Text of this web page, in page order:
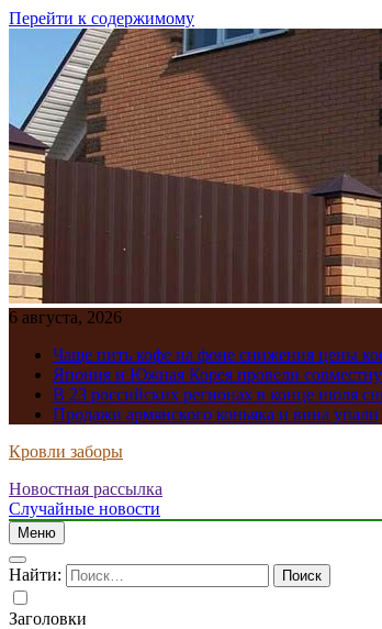
Перейти к содержимому
6 августа, 2026
Чаще пить кофе на фоне снижения цены
Япония и Южная Корея провели
В 23 российских регионах в конце июля
Продажи армянского коньяка и вина упали
Кровли заборы
Новостная рассылка
Случайные новости
Меню
Найти:
Заголовки